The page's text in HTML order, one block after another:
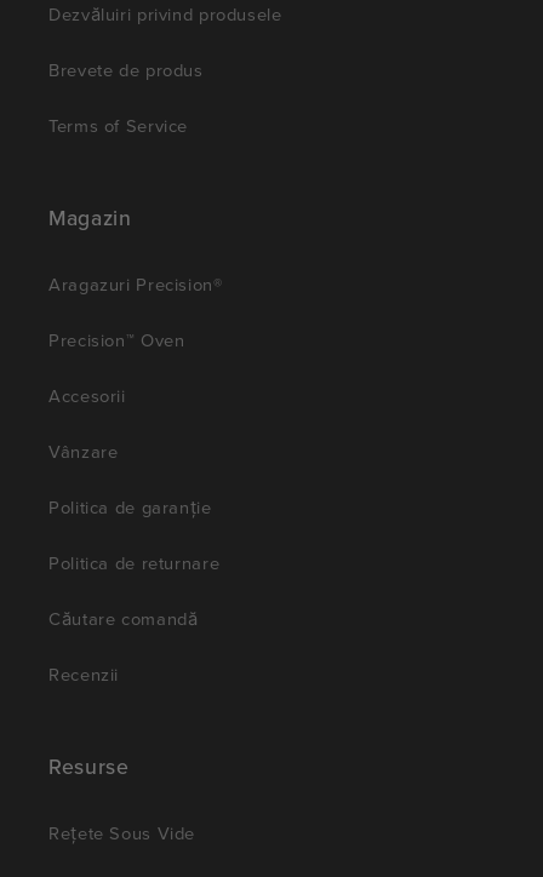
Dezvăluiri privind produsele
Brevete de produs
Terms of Service
Magazin
Aragazuri Precision®
Precision™ Oven
Accesorii
Vânzare
Politica de garanție
Politica de returnare
Căutare comandă
Recenzii
Resurse
Rețete Sous Vide